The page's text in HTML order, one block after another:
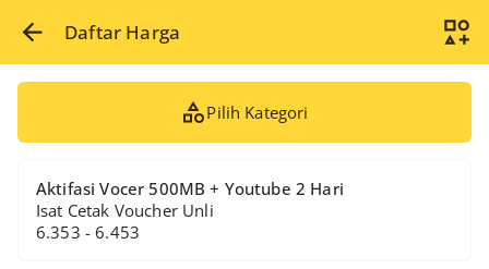
Daftar Harga
Pilih Kategori
Aktifasi Vocer 500MB + Youtube 2 Hari
Isat Cetak Voucher Unli
6.353 - 6.453